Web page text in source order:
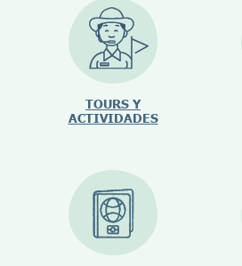
TOURS Y
ACTIVIDADES